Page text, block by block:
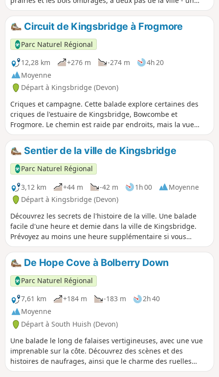
plaisir inattendu.
Circuit de Kingsbridge à Frogmore
Parc Naturel Régional
12,28 km
+276 m -274 m
4h 20
Moyenne
Départ à Kingsbridge (Devon)
Criques et campagne. Cette balade explore certaines des
criques de l'estuaire de Kingsbridge, Bowcombe et
Frogmore. Le chemin est raide par endroits, mais la vue
vaut le détour !
Sentier de la ville de Kingsbridge
Parc Naturel Régional
3,12 km
+44 m -42 m 1h 00
Moyenne
Départ à Kingsbridge (Devon)
Découvrez les secrets de l'histoire de la ville. Une balade
facile d'une heure et demie dans la ville de Kingsbridge.
Prévoyez au moins une heure supplémentaire si vous
souhaitez explorer le musée, les églises et les pubs. Un
audioguide est disponible pour cette balade. Il est
préférable de l'écouter tout au long du parcours via la page
web South Devon AONB walks.
De Hope Cove à Bolberry Down
Parc Naturel Régional
7,61 km
+184 m -183 m
2h 40
Moyenne
Départ à South Huish (Devon)
Une balade le long de falaises vertigineuses, avec une vue
imprenable sur la côte. Découvrez des scènes et des
histoires de naufrages, ainsi que le charme des ruelles
sinueuses du Devon, bordées de haies luxuriantes, avec le